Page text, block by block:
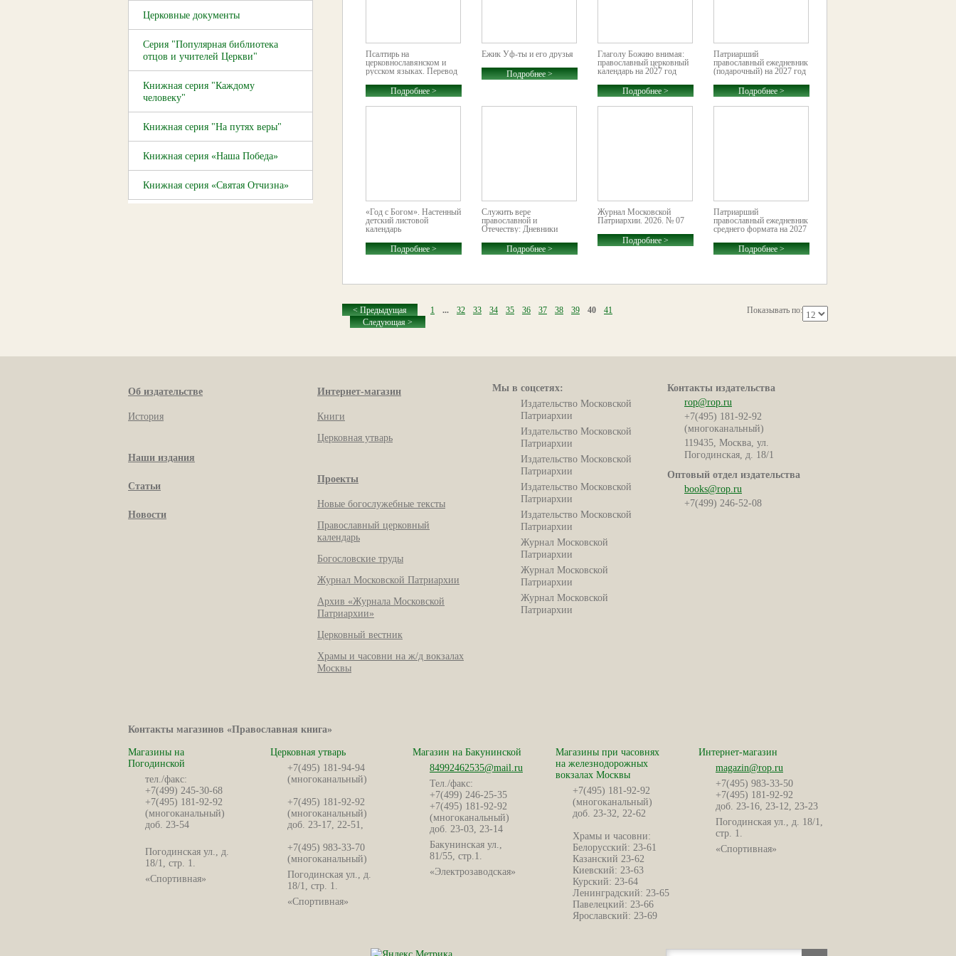
Церковные документы
Серия "Популярная библиотека
отцов и учителей Церкви"
Книжная серия "Каждому
человеку"
Книжная серия "На путях веры"
Книжная серия «Наша Победа»
Книжная серия «Святая Отчизна»
Псалтирь на
церковнославянском и
русском языках. Перевод
Подробнее >
Ёжик Уф-ты и его друзья
Подробнее >
Глаголу Божию внимая:
православный церковный
календарь на 2027 год
Подробнее >
Патриарший
православный ежедневник
(подарочный) на 2027 год
Подробнее >
«Год с Богом». Настенный
детский листовой
календарь
Подробнее >
Служить вере
православной и
Отечеству: Дневники
Подробнее >
Журнал Московской
Патриархии. 2026. № 07
Подробнее >
Патриарший
православный ежедневник
среднего формата на 2027
Подробнее >
Показывать по:
< Предыдущая 1 ... 32 33 34 35 36 37 38 39 40
41
Следующая >
Об издательстве
История
Наши издания
Статьи
Новости
Интернет-магазин
Книги
Церковная утварь
Проекты
Новые богослужебные тексты
Православный церковный
календарь
Богословские труды
Журнал Московской Патриархии
Архив «Журнала Московской
Патриархии»
Церковный вестник
Храмы и часовни на ж/д вокзалах
Москвы
Мы в соцсетях:
Издательство Московской
Патриархии
Издательство Московской
Патриархии
Издательство Московской
Патриархии
Издательство Московской
Патриархии
Издательство Московской
Патриархии
Журнал Московской
Патриархии
Журнал Московской
Патриархии
Журнал Московской
Патриархии
Контакты издательства
rop@rop.ru
+7(495) 181-92-92
(многоканальный)
119435, Москва, ул.
Погодинская, д. 18/1
Оптовый отдел издательства
books@rop.ru
+7(499) 246-52-08
Контакты магазинов «Православная книга»
Магазины на
Погодинской
тел./факс:
+7(499) 245-30-68
+7(495) 181-92-92
(многоканальный)
доб. 23-54
Погодинская ул., д.
18/1, стр. 1.
«Спортивная»
Церковная утварь
+7(495) 181-94-94
(многоканальный)
+7(495) 181-92-92
(многоканальный)
доб. 23-17, 22-51,
+7(495) 983-33-70
(многоканальный)
Погодинская ул., д.
18/1, стр. 1.
«Спортивная»
Магазин на Бакунинской
84992462535@mail.ru
Тел./факс:
+7(499) 246-25-35
+7(495) 181-92-92
(многоканальный)
доб. 23-03, 23-14
Бакунинская ул.,
81/55, стр.1.
«Электрозаводская»
Магазины при часовнях
на железнодорожных
вокзалах Москвы
+7(495) 181-92-92
(многоканальный)
доб. 23-32, 22-62
Храмы и часовни:
Белорусский: 23-61
Казанский 23-62
Киевский: 23-63
Курский: 23-64
Ленинградский: 23-65
Павелецкий: 23-66
Ярославский: 23-69
Интернет-магазин
magazin@rop.ru
+7(495) 983-33-50
+7(495) 181-92-92
доб. 23-16, 23-12, 23-23
Погодинская ул., д. 18/1,
стр. 1.
«Спортивная»